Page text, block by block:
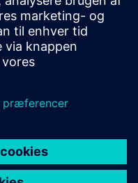
udvide den globale